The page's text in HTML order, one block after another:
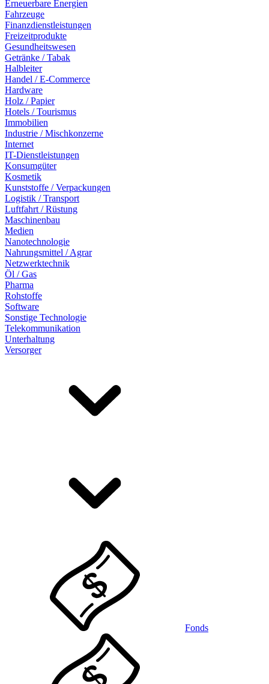
Erneuerbare Energien
Fahrzeuge
Finanzdienstleistungen
Freizeitprodukte
Gesundheitswesen
Getränke / Tabak
Halbleiter
Handel / E-Commerce
Hardware
Holz / Papier
Hotels / Tourismus
Immobilien
Industrie / Mischkonzerne
Internet
IT-Dienstleistungen
Konsumgüter
Kosmetik
Kunststoffe / Verpackungen
Logistik / Transport
Luftfahrt / Rüstung
Maschinenbau
Medien
Nanotechnologie
Nahrungsmittel / Agrar
Netzwerktechnik
Öl / Gas
Pharma
Rohstoffe
Software
Sonstige Technologie
Telekommunikation
Unterhaltung
Versorger
Fonds